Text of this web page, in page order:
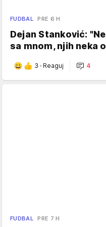
FUDBAL PRE 6 H
Dejan Stanković:
sa mnom, njih neka
3 · Reaguj 4
FUDBAL PRE 7 H